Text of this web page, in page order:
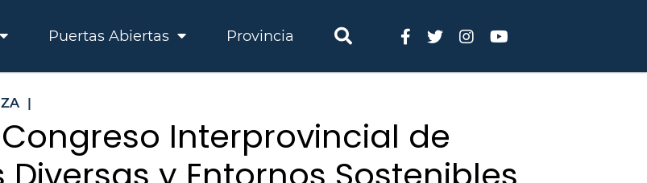
Puertas Abiertas Provincia
|
Interprovincial de